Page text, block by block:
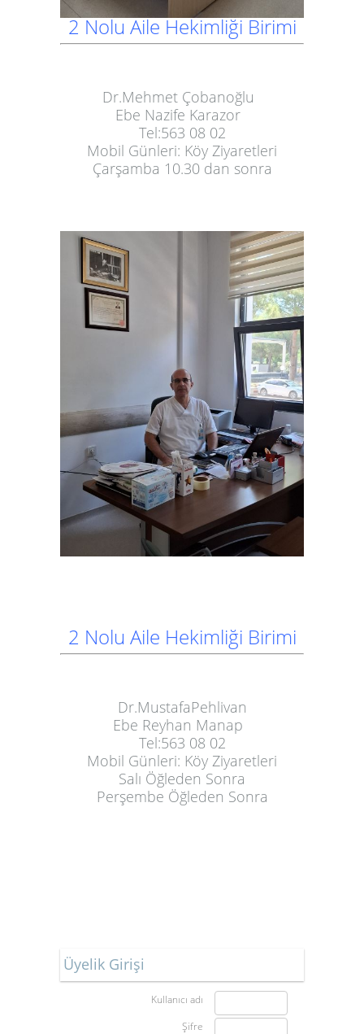
2 Nolu Aile Hekimliği Birimi
Dr.Mehmet Çobanoğlu
Ebe Nazife Karazor
Tel:563 08 02
Mobil Günleri: Köy Ziyaretleri
Çarşamba 10.30 dan sonra
2 Nolu Aile Hekimliği Birimi
Dr.MustafaPehlivan
Ebe Reyhan Manap
Tel:563 08 02
Mobil Günleri: Köy Ziyaretleri
Salı Öğleden Sonra
Perşembe Öğleden Sonra
Üyelik Girişi
Kullanıcı adı
Şifre